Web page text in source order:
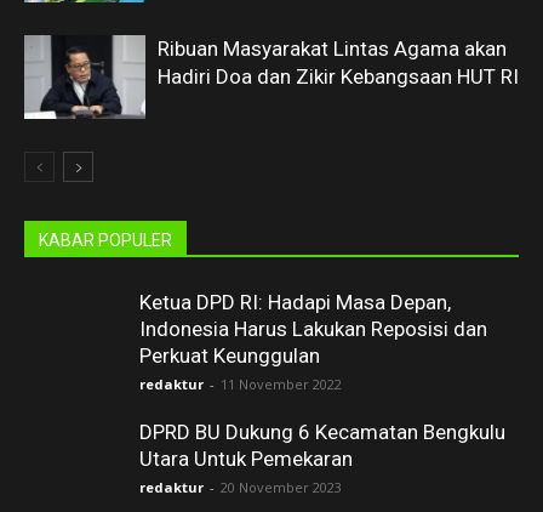
Ribuan Masyarakat Lintas Agama akan
Hadiri Doa dan Zikir Kebangsaan HUT RI
KABAR POPULER
Ketua DPD RI: Hadapi Masa Depan,
Indonesia Harus Lakukan Reposisi dan
Perkuat Keunggulan
redaktur - 11 November 2022
DPRD BU Dukung 6 Kecamatan Bengkulu
Utara Untuk Pemekaran
redaktur - 20 November 2023